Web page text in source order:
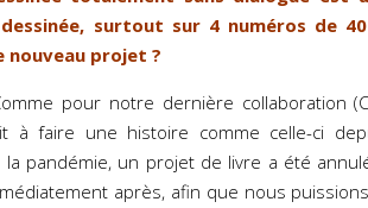
surtout sur 4 numéros de
nouveau projet ?
pour notre dernière collaboration
à faire une histoire comme celle-ci
pandémie, un projet de livre a été
après, afin que nous